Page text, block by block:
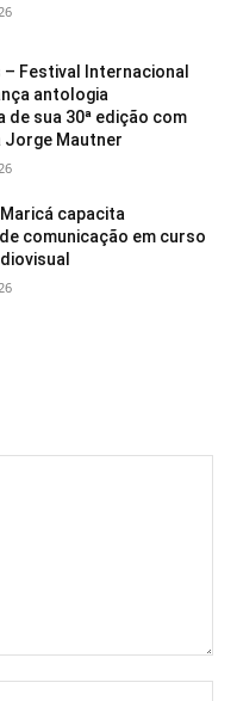
– Festival Internacional
antologia
de sua 30ª edição com
Jorge Mautner
capacita
comunicação em curso